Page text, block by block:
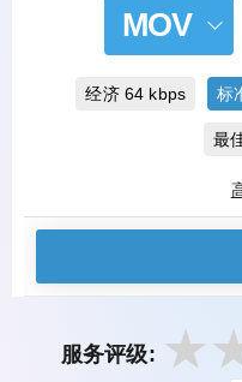
MOV
经济 64 kbps 标
最
服务评级: